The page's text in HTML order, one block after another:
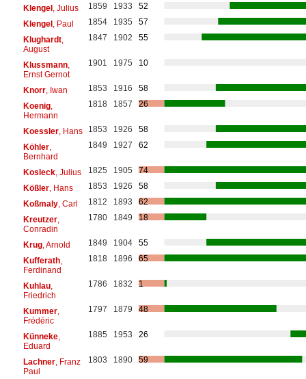
Klengel, Julius 1859 1933
52
Klengel, Paul 1854 1935
57
Klughardt,
August
1847 1902 55
Klussmann,
Ernst Gernot
1901 1975 10
Knorr, Iwan 1853 1916
58
Koenig,
Hermann
1818 1857 26
Koessler, Hans 1853 1926
58
Köhler,
Bernhard
1849 1927 62
Kosleck, Julius 1825 1905
74
Kößler, Hans 1853 1926
58
Koßmaly, Carl 1812 1893
62
Kreutzer,
Conradin
1780 1849 18
Krug, Arnold 1849 1904
55
Kufferath,
Ferdinand
1818 1896 65
Kuhlau,
Friedrich
1786 1832 1
Kummer,
Frédéric
1797 1879 48
Künneke,
Eduard
1885 1953 26
Lachner, Franz
Paul
1803 1890 59